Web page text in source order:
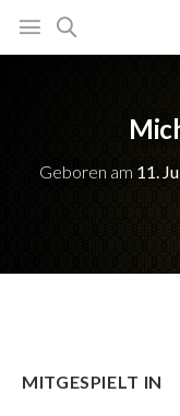
Geboren am 11.
MITGESPIELT IN